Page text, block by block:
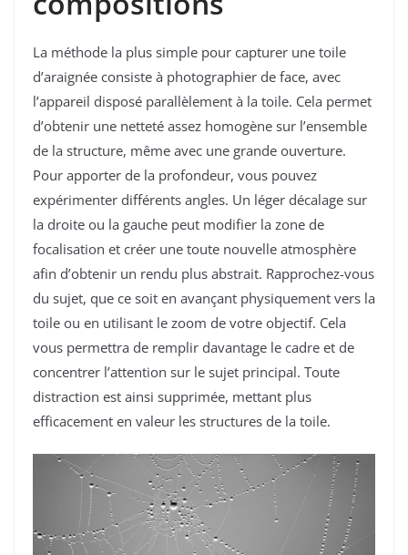
La méthode la plus simple pour capturer une toile
d’araignée consiste à photographier de face, avec
l’appareil disposé parallèlement à la toile. Cela permet
d’obtenir une netteté assez homogène sur l’ensemble
de la structure, même avec une grande ouverture.
Pour apporter de la profondeur, vous pouvez
expérimenter différents angles. Un léger décalage sur
la droite ou la gauche peut modifier la zone de
focalisation et créer une toute nouvelle atmosphère
afin d’obtenir un rendu plus abstrait. Rapprochez-vous
du sujet, que ce soit en avançant physiquement vers la
toile ou en utilisant le zoom de votre objectif. Cela
vous permettra de remplir davantage le cadre et de
concentrer l’attention sur le sujet principal. Toute
distraction est ainsi supprimée, mettant plus
efficacement en valeur les structures de la toile.